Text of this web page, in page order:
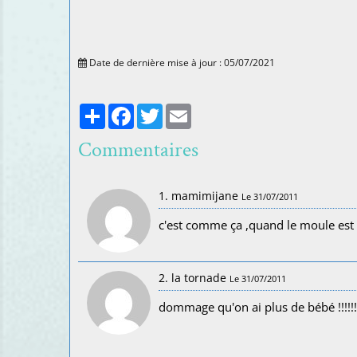
Date de dernière mise à jour : 05/07/2021
PartagerFacebook
Twitter
Commentaires
1. mamimijane Le 31/07/2011
c'est comme ça ,quand le moule est
2. la tornade Le 31/07/2011
dommage qu'on ai plus de bébé !!!!!!